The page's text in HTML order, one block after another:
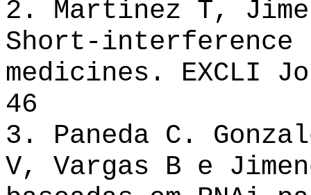
2. Martinez T,
Short-interference
medicines. EXCLI
46
3. Paneda C.
V, Vargas B e